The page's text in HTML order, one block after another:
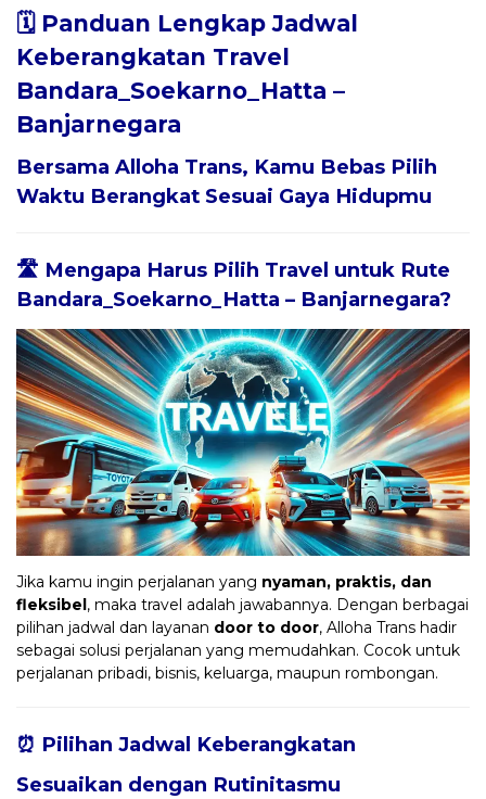
🗓️ Panduan Lengkap Jadwal
Keberangkatan Travel
Bandara_Soekarno_Hatta –
Banjarnegara
Bersama Alloha Trans, Kamu Bebas Pilih
Waktu Berangkat Sesuai Gaya Hidupmu
🛣️ Mengapa Harus Pilih Travel untuk Rute
Bandara_Soekarno_Hatta – Banjarnegara?
Jika kamu ingin perjalanan yang nyaman, praktis, dan
fleksibel, maka travel adalah jawabannya. Dengan berbagai
pilihan jadwal dan layanan door to door, Alloha Trans hadir
sebagai solusi perjalanan yang memudahkan. Cocok untuk
perjalanan pribadi, bisnis, keluarga, maupun rombongan.
⏰ Pilihan Jadwal Keberangkatan
Sesuaikan dengan Rutinitasmu